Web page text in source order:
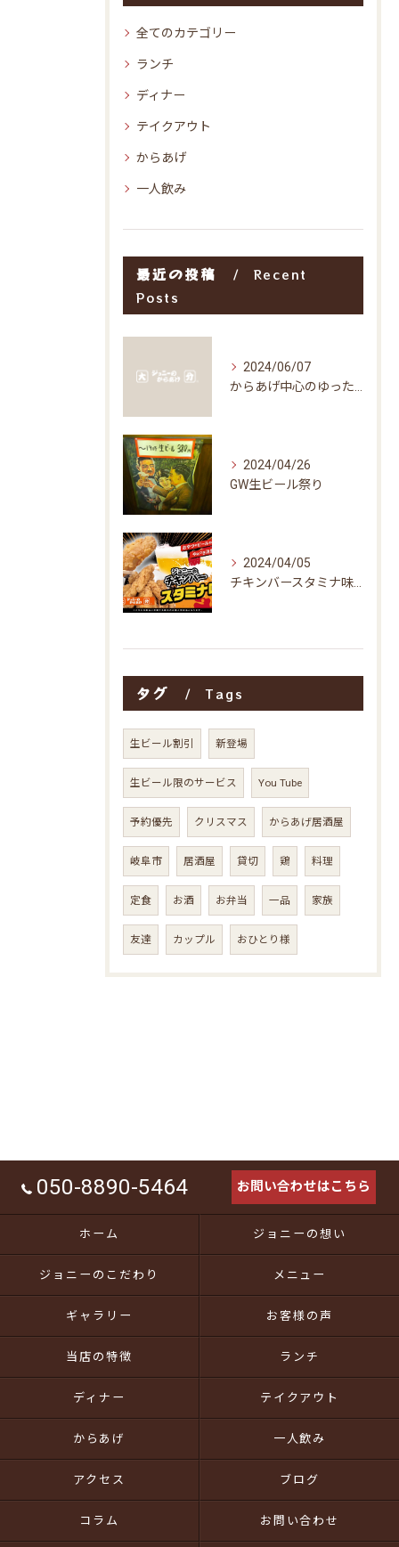
全てのカテゴリー
ランチ
ディナー
テイクアウト
からあげ
一人飲み
最近の投稿
Recent
Posts
2024/06/07
からあげ中心のゆったり空間
2024/04/26
GW生ビール祭り
2024/04/05
チキンバースタミナ味販売開始予定
タグ Tags
生ビール割引 新登場
生ビール限のサービス You Tube
予約優先 クリスマス からあげ居酒屋
岐阜市 居酒屋 貸切 鶏 料理
定食 お酒 お弁当 一品 家族
友達 カップル おひとり様
050-8890-5464 お問い合わせはこちら
ホーム ジョニーの想い
ジョニーのこだわり メニュー
ギャラリー お客様の声
当店の特徴 ランチ
ディナー テイクアウト
からあげ 一人飲み
アクセス ブログ
コラム お問い合わせ